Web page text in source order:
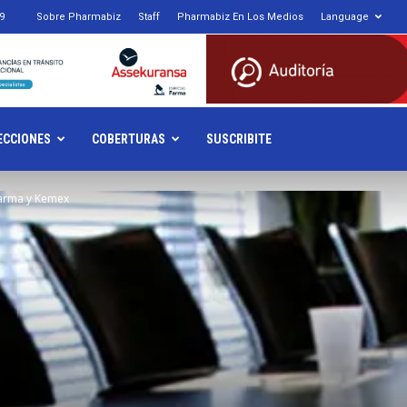
Sobre Pharmabiz Staff Pharmabiz En Los Medios Language
COBERTURAS SUSCRIBITE
y Kemex